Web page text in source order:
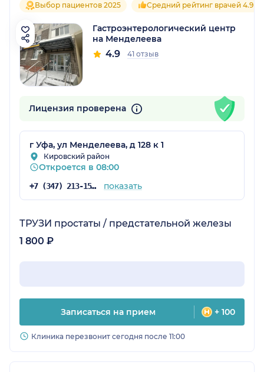
Выбор пациентов 2025 Средний рейтинг врачей 4.9
Гастроэнтерологический центр
на Менделеева
4.9 41 отзыв
Лицензия проверена
г Уфа, ул Менделеева, д 128 к 1
Кировский район
Откроется в 08:00
+7 (347) 213-15-78 показать
ТРУЗИ простаты / предстательной железы
1 800 ₽
Записаться на прием + 100
Клиника перезвонит сегодня после 11:00